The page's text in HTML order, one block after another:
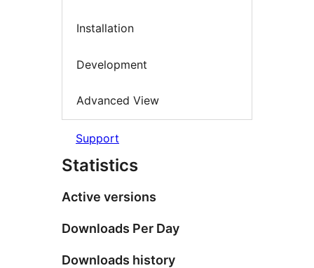
Installation
Development
Advanced View
Support
Statistics
Active versions
Downloads Per Day
Downloads history